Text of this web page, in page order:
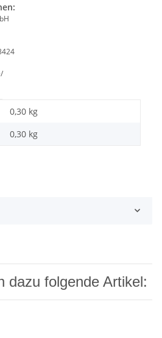
0,30 kg
0,30 kg
dazu folgende Artikel: